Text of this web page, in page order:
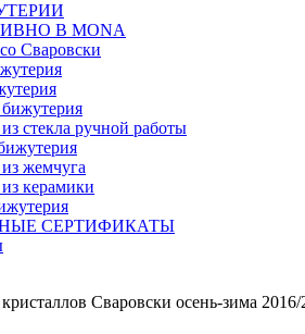
В MONA
Сваровски
стекла ручной работы
жемчуга
керамики
СЕРТИФИКАТЫ
Сваровски осень-зима 2016/